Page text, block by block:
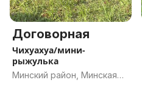
Договорная
Чихуахуа/мини-
рыжулька
Минский район, Минская